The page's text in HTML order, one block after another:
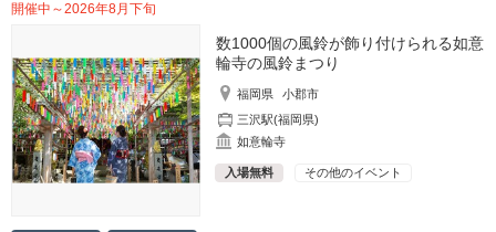
開催中～2026年8月下旬
数1000個の風鈴が飾り付けられる如意
輪寺の風鈴まつり
福岡県
小郡市
三沢駅(福岡県)
如意輪寺
入場無料 その他のイベント